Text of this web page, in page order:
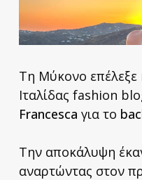
Τη Μύκονο
Ιταλίδας fashion
Francesca για το
Την αποκάλυψη
αναρτώντας στον